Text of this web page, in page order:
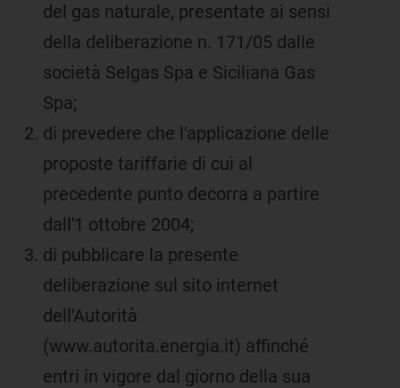
del gas naturale, presentate ai sensi
della deliberazione n. 171/05 dalle
società Selgas Spa e Siciliana Gas
Spa;
di prevedere che l'applicazione delle
proposte tariffarie di cui al
precedente punto decorra a partire
dall'1 ottobre 2004;
di pubblicare la presente
deliberazione sul sito internet
dell'Autorità
(www.autorita.energia.it) affinché
entri in vigore dal giorno della sua